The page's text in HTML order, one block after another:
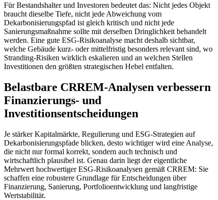
Für Bestandshalter und Investoren bedeutet das: Nicht jedes Objekt
braucht dieselbe Tiefe, nicht jede Abweichung vom
Dekarbonisierungspfad ist gleich kritisch und nicht jede
Sanierungsmaßnahme sollte mit derselben Dringlichkeit behandelt
werden. Eine gute ESG-Risikoanalyse macht deshalb sichtbar,
welche Gebäude kurz- oder mittelfristig besonders relevant sind, wo
Stranding-Risiken wirklich eskalieren und an welchen Stellen
Investitionen den größten strategischen Hebel entfalten.
Belastbare CRREM-Analysen verbessern
Finanzierungs- und
Investitionsentscheidungen
Je stärker Kapitalmärkte, Regulierung und ESG-Strategien auf
Dekarbonisierungspfade blicken, desto wichtiger wird eine Analyse,
die nicht nur formal korrekt, sondern auch technisch und
wirtschaftlich plausibel ist. Genau darin liegt der eigentliche
Mehrwert hochwertiger ESG-Risikoanalysen gemäß CRREM: Sie
schaffen eine robustere Grundlage für Entscheidungen über
Finanzierung, Sanierung, Portfolioentwicklung und langfristige
Wertstabilität.